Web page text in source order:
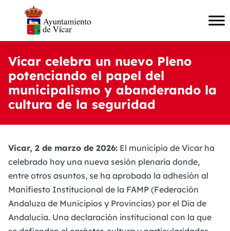
Vícar celebra un nuevo Pleno
potenciando el papel del
municipalismo y abanderando la
cultura de la seguridad
Vícar, 2 de marzo de 2026: El municipio de Vícar ha
celebrado hoy una nueva sesión plenaria donde,
entre otros asuntos, se ha aprobado la adhesión al
Manifiesto Institucional de la FAMP (Federación
Andaluza de Municipios y Provincias) por el Día de
Andalucía. Una declaración institucional con la que